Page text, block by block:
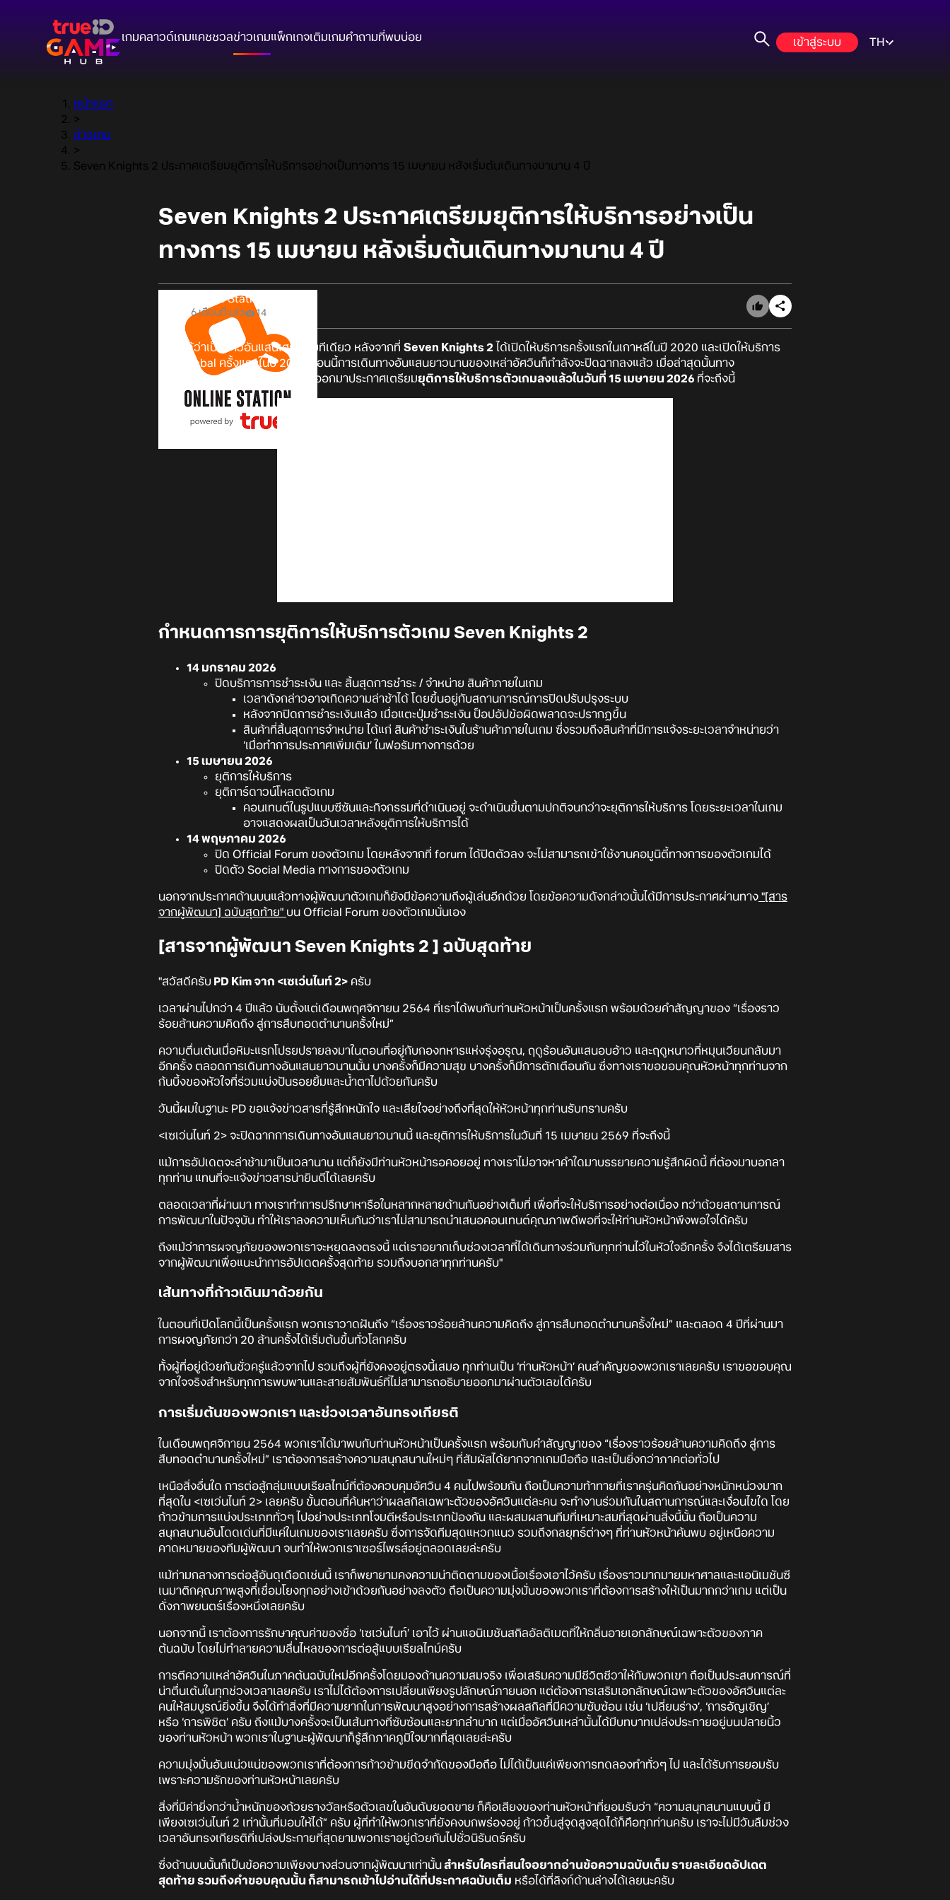
เกมคลาวด์เกมแคชชวลข่าวเกมแพ็กเกจเติมเกมคำถามที่พบบ่อย เข้าสู่ระบบ TH
หน้าแรก
>
ข่าวเกม
>
Seven Knights 2 ประกาศเตรียมยุติการให้บริการอย่างเป็นทางการ 15 เมษายน หลังเริ่มต้นเดินทางมานาน 4 ปี
Seven Knights 2 ประกาศเตรียมยุติการให้บริการอย่างเป็น
ทางการ 15 เมษายน หลังเริ่มต้นเดินทางมานาน 4 ปี
Online Station
6 เดือนที่แล้ว 14
เรียกได้ว่าเป็นข่าวอันแสนเศร้าเลยทีเดียว หลังจากที่ Seven Knights 2 ได้เปิดให้บริการครั้งแรกในเกาหลีในปี 2020 และเปิดให้บริการ
แบบ Global ครั้งแรกในปี 2021 ตอนนี้การเดินทางอันแสนยาวนานของเหล่าอัศวินก็กำลังจะปิดฉากลงแล้ว เมื่อล่าสุดนั้นทาง
Netmarble Corporation
ก็ได้มออกมาประกาศเตรียมยุติการให้บริการตัวเกมลงแล้วในวันที่ 15 เมษายน 2026 ที่จะถึงนี้
กำหนดการการยุติการให้บริการตัวเกม Seven Knights 2
14 มกราคม 2026
ปิดบริการการชำระเงิน และ สิ้นสุดการชำระ / จำหน่าย สินค้าภายในเกม
เวลาดังกล่าวอาจเกิดความล่าช้าได้ โดยขึ้นอยู่กับสถานการณ์การปิดปรับปรุงระบบ
หลังจากปิดการชำระเงินแล้ว เมื่อแตะปุ่มชำระเงิน ป็อปอัปข้อผิดพลาดจะปรากฏขึ้น
สินค้าที่สิ้นสุดการจำหน่าย ได้แก่ สินค้าชำระเงินในร้านค้าภายในเกม ซึ่งรวมถึงสินค้าที่มีการแจ้งระยะเวลาจำหน่ายว่า
‘เมื่อทำการประกาศเพิ่มเติม’ ในฟอรัมทางการด้วย
15 เมษายน 2026
ยุติการให้บริการ
ยุติการ์ดาวน์โหลดตัวเกม
คอนเทนต์ในรูปแบบซีซันและกิจกรรมที่ดำเนินอยู่ จะดำเนินขึ้นตามปกติจนกว่าจะยุติการให้บริการ โดยระยะเวลาในเกม
อาจแสดงผลเป็นวันเวลาหลังยุติการให้บริการได้
14 พฤษภาคม 2026
ปิด Official Forum ของตัวเกม โดยหลังจากที่ forum ได้ปิดตัวลง จะไม่สามารถเข้าใช้งานคอมูนิตี้ทางการของตัวเกมได้
ปิดตัว Social Media ทางการของตัวเกม
นอกจากประกาศด้านบนแล้วทางผู้พัฒนาตัวเกมก็ยังมีข้อความถึงผู้เล่นอีกด้วย โดยข้อความดังกล่าวนั้นได้มีการประกาศผ่านทาง "[สาร
จากผู้พัฒนา] ฉบับสุดท้าย" บน Official Forum ของตัวเกมนั่นเอง
[สารจากผู้พัฒนา Seven Knights 2 ] ฉบับสุดท้าย
"สวัสดีครับ PD Kim จาก <เซเว่นไนท์ 2> ครับ
เวลาผ่านไปกว่า 4 ปีแล้ว นับตั้งแต่เดือนพฤศจิกายน 2564 ที่เราได้พบกับท่านหัวหน้าเป็นครั้งแรก พร้อมด้วยคำสัญญาของ “เรื่องราว
ร้อยล้านความคิดถึง สู่การสืบทอดตำนานครั้งใหม่”
ความตื่นเต้นเมื่อหิมะแรกโปรยปรายลงมาในตอนที่อยู่กับกองทหารแห่งรุ่งอรุณ, ฤดูร้อนอันแสนอบอ้าว และฤดูหนาวที่หมุนเวียนกลับมา
อีกครั้ง ตลอดการเดินทางอันแสนยาวนานนั้น บางครั้งก็มีความสุข บางครั้งก็มีการตักเตือนกัน ซึ่งทางเราขอขอบคุณหัวหน้าทุกท่านจาก
ก้นบึ้งของหัวใจที่ร่วมแบ่งปันรอยยิ้มและน้ำตาไปด้วยกันครับ
วันนี้ผมในฐานะ PD ขอแจ้งข่าวสารที่รู้สึกหนักใจ และเสียใจอย่างถึงที่สุดให้หัวหน้าทุกท่านรับทราบครับ
<เซเว่นไนท์ 2> จะปิดฉากการเดินทางอันแสนยาวนานนี้ และยุติการให้บริการในวันที่ 15 เมษายน 2569 ที่จะถึงนี้
แม้การอัปเดตจะล่าช้ามาเป็นเวลานาน แต่ก็ยังมีท่านหัวหน้ารอคอยอยู่ ทางเราไม่อาจหาคำใดมาบรรยายความรู้สึกผิดนี้ ที่ต้องมาบอกลา
ทุกท่าน แทนที่จะแจ้งข่าวสารน่ายินดีได้เลยครับ
ตลอดเวลาที่ผ่านมา ทางเราทำการปรึกษาหารือในหลากหลายด้านกันอย่างเต็มที่ เพื่อที่จะให้บริการอย่างต่อเนื่อง ทว่าด้วยสถานการณ์
การพัฒนาในปัจจุบัน ทำให้เราลงความเห็นกันว่าเราไม่สามารถนำเสนอคอนเทนต์คุณภาพดีพอที่จะให้ท่านหัวหน้าพึงพอใจได้ครับ
ถึงแม้ว่าการผจญภัยของพวกเราจะหยุดลงตรงนี้ แต่เราอยากเก็บช่วงเวลาที่ได้เดินทางร่วมกับทุกท่านไว้ในหัวใจอีกครั้ง จึงได้เตรียมสาร
จากผู้พัฒนาเพื่อแนะนำการอัปเดตครั้งสุดท้าย รวมถึงบอกลาทุกท่านครับ"
เส้นทางที่ก้าวเดินมาด้วยกัน
ในตอนที่เปิดโลกนี้เป็นครั้งแรก พวกเราวาดฝันถึง “เรื่องราวร้อยล้านความคิดถึง สู่การสืบทอดตำนานครั้งใหม่” และตลอด 4 ปีที่ผ่านมา
การผจญภัยกว่า 20 ล้านครั้งได้เริ่มต้นขึ้นทั่วโลกครับ
ทั้งผู้ที่อยู่ด้วยกันชั่วครู่แล้วจากไป รวมถึงผู้ที่ยังคงอยู่ตรงนี้เสมอ ทุกท่านเป็น ‘ท่านหัวหน้า’ คนสำคัญของพวกเราเลยครับ เราขอขอบคุณ
จากใจจริงสำหรับทุกการพบพานและสายสัมพันธ์ที่ไม่สามารถอธิบายออกมาผ่านตัวเลขได้ครับ
การเริ่มต้นของพวกเรา และช่วงเวลาอันทรงเกียรติ
ในเดือนพฤศจิกายน 2564 พวกเราได้มาพบกับท่านหัวหน้าเป็นครั้งแรก พร้อมกับคำสัญญาของ “เรื่องราวร้อยล้านความคิดถึง สู่การ
สืบทอดตำนานครั้งใหม่” เราต้องการสร้างความสนุกสนานใหม่ๆ ที่สัมผัสได้ยากจากเกมมือถือ และเป็นยิ่งกว่าภาคต่อทั่วไป
เหนือสิ่งอื่นใด การต่อสู้กลุ่มแบบเรียลไทม์ที่ต้องควบคุมอัศวิน 4 คนไปพร้อมกัน ถือเป็นความท้าทายที่เราครุ่นคิดกันอย่างหนักหน่วงมาก
ที่สุดใน <เซเว่นไนท์ 2> เลยครับ ขั้นตอนที่ค้นหาว่าผลสกิลเฉพาะตัวของอัศวินแต่ละคน จะทำงานร่วมกันในสถานการณ์และเงื่อนไขใด โดย
ก้าวข้ามการแบ่งประเภททั่วๆ ไปอย่างประเภทโจมตีหรือประเภทป้องกัน และผสมผสานทีมที่เหมาะสมที่สุดผ่านสิ่งนี้นั้น ถือเป็นความ
สนุกสนานอันโดดเด่นที่มีแค่ในเกมของเราเลยครับ ซึ่งการจัดทีมสุดแหวกแนว รวมถึงกลยุทธ์ต่างๆ ที่ท่านหัวหน้าค้นพบ อยู่เหนือความ
คาดหมายของทีมผู้พัฒนา จนทำให้พวกเราเซอร์ไพรส์อยู่ตลอดเลยล่ะครับ
แม้ท่ามกลางการต่อสู้อันดุเดือดเช่นนี้ เราก็พยายามคงความน่าติดตามของเนื้อเรื่องเอาไว้ครับ เรื่องราวมากมายมหาศาลและแอนิเมชันซี
เนมาติกคุณภาพสูงที่เชื่อมโยงทุกอย่างเข้าด้วยกันอย่างลงตัว ถือเป็นความมุ่งมั่นของพวกเราที่ต้องการสร้างให้เป็นมากกว่าเกม แต่เป็น
ดั่งภาพยนตร์เรื่องหนึ่งเลยครับ
นอกจากนี้ เราต้องการรักษาคุณค่าของชื่อ ‘เซเว่นไนท์’ เอาไว้ ผ่านแอนิเมชันสกิลอัลติเมตที่ให้กลิ่นอายเอกลักษณ์เฉพาะตัวของภาค
ต้นฉบับ โดยไม่ทำลายความลื่นไหลของการต่อสู้แบบเรียลไทม์ครับ
การตีความเหล่าอัศวินในภาคต้นฉบับใหม่อีกครั้งโดยมองด้านความสมจริง เพื่อเสริมความมีชีวิตชีวาให้กับพวกเขา ถือเป็นประสบการณ์ที่
น่าตื่นเต้นในทุกช่วงเวลาเลยครับ เราไม่ได้ต้องการเปลี่ยนเพียงรูปลักษณ์ภายนอก แต่ต้องการเสริมเอกลักษณ์เฉพาะตัวของอัศวินแต่ละ
คนให้สมบูรณ์ยิ่งขึ้น จึงได้ทำสิ่งที่มีความยากในการพัฒนาสูงอย่างการสร้างผลสกิลที่มีความซับซ้อน เช่น ‘เปลี่ยนร่าง’, ‘การอัญเชิญ’
หรือ ‘การพิชิต’ ครับ ถึงแม้บางครั้งจะเป็นเส้นทางที่ซับซ้อนและยากลำบาก แต่เมื่ออัศวินเหล่านั้นได้มีบทบาทเปล่งประกายอยู่บนปลายนิ้ว
ของท่านหัวหน้า พวกเราในฐานะผู้พัฒนาก็รู้สึกภาคภูมิใจมากที่สุดเลยล่ะครับ
ความมุ่งมั่นอันแน่วแน่ของพวกเราที่ต้องการก้าวข้ามขีดจำกัดของมือถือ ไม่ได้เป็นแค่เพียงการทดลองทำทั่วๆ ไป และได้รับการยอมรับ
เพราะความรักของท่านหัวหน้าเลยครับ
สิ่งที่มีค่ายิ่งกว่าน้ำหนักของถ้วยรางวัลหรือตัวเลขในอันดับยอดขาย ก็คือเสียงของท่านหัวหน้าที่ยอมรับว่า “ความสนุกสนานแบบนี้ มี
เพียงเซเว่นไนท์ 2 เท่านั้นที่มอบให้ได้” ครับ ผู้ที่ทำให้พวกเราที่ยังคงบกพร่องอยู่ ก้าวขึ้นสู่จุดสูงสุดได้ก็คือทุกท่านครับ เราจะไม่มีวันลืมช่วง
เวลาอันทรงเกียรติที่เปล่งประกายที่สุดยามพวกเราอยู่ด้วยกันไปชั่วนิรันดร์ครับ
ซึ่งด้านบนนั้นก็เป็นข้อความเพียงบางส่วนจากผู้พัฒนาเท่านั้นสำหรับใครที่สนใจอยากอ่านข้อความฉบับเต็ม รายละเอียดอัปเดต
สุดท้าย รวมถึงคำขอบคุณนั้น ก็สามารถเข้าไปอ่านได้ที่ประกาศฉบับเต็ม หรือได้ที่ลิงก์ด้านล่างได้เลยนะครับ